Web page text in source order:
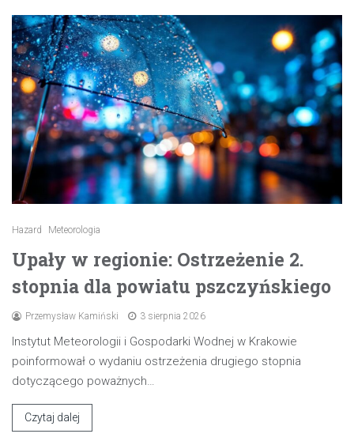
Hazard Meteorologia
Upały w regionie: Ostrzeżenie 2.
stopnia dla powiatu pszczyńskiego
Przemysław Kamiński 3 sierpnia 2026
Instytut Meteorologii i Gospodarki Wodnej w Krakowie
poinformował o wydaniu ostrzeżenia drugiego stopnia
dotyczącego poważnych…
Czytaj dalej